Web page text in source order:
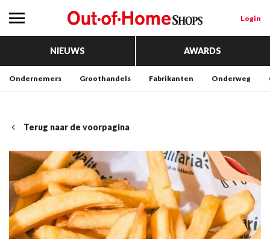
Login
NIEUWS AWARDS
Ondernemers Groothandels Fabrikanten Onderweg
Terug naar de voorpagina